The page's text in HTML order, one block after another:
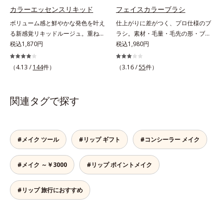
ケアします。マスクに色移りしにく
いので、気兼ねなく使えます。口紅
の下地としてもおすすめです。
ス、ビワ葉エキス、カミツレ花エキ
カラーエッセンスリキッド
ボリューム感と鮮やかな発色を叶え
る新感覚リキッドルージュ。重ねる
ほど、鮮やかにボリューミーに。1
本で美しい仕上がりを叶えるリキッ
ドルージュです。唇の凹凸を均一に
る「モイストラスティング処方」、
唇への密着感を高め色持ちを叶える
けたての鮮やかな発色を両立しま
す。マスクオフの瞬間も、ハッと目
を惹く唇に。* シリカ、水添ポリイ
ソブテン、ヒアルロン酸Na、パル
ミチン酸エチルヘキシル、ジメチル
シリル化シリカ、BG、ペンチレン
グリコール
税込1,870円
（4.13 / 144件）
フェイスカラーブラシ
仕上がりに差がつく、プロ仕様のブ
ラシ。素材・毛量・毛先の形・ブラ
シの幅、すべてにメイクしやすさを
追求。テクニックいらずで簡単にプ
ロ並みの仕上がりに。機能性の高さ
税込1,980円
（3.16 /55件）
関連タグで探す
#メイク ツール #リップ ギフト #コンシーラー メイク
#メイク ～￥3000 #リップ ポイントメイク
#リップ 旅行におすすめ